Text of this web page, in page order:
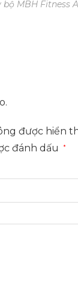
bộ MBH Fitness
được hiển
đánh dấu
*